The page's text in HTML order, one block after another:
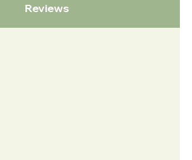
Reviews